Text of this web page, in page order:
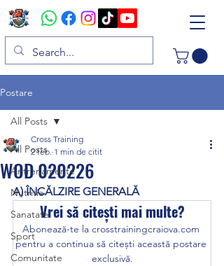
Postare
All Posts
Antrenamente
Nutritie
Sanatate
Sport
Comunitate
All Posts
WOD 020226
Cross Training
2 feb. 1 min de citit
A) ÎNCĂLZIRE GENERALĂ
Vrei să citești mai multe?
Abonează-te la crosstrainingcraiova.com
pentru a continua să citești această postare
exclusivă.